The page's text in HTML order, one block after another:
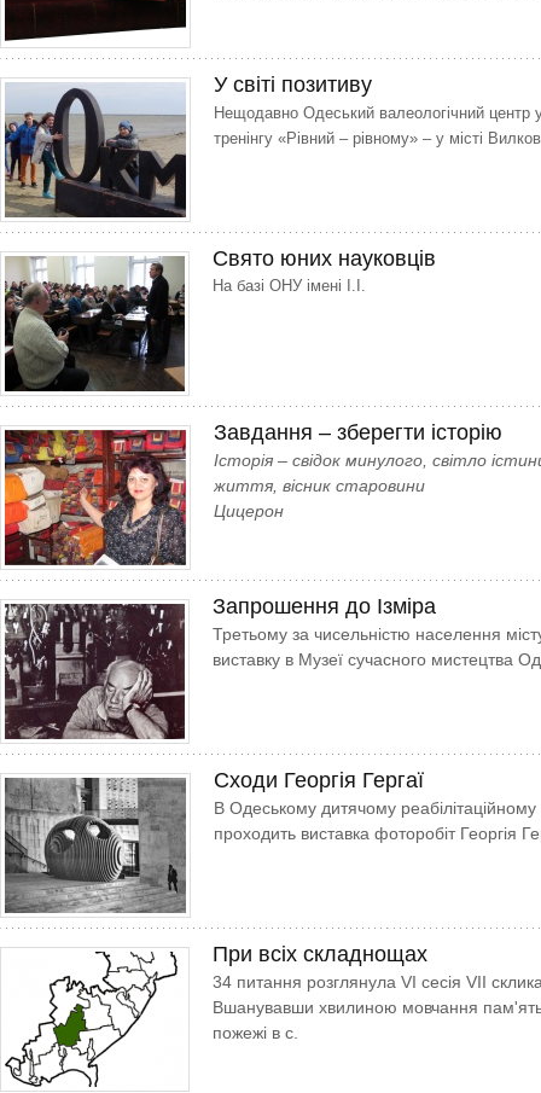
У світі позитиву
Нещодавно Одеський валеологічний центр
тренінгу «Рівний – рівному» – у місті
Свято юних науковців
На базі ОНУ імені І.І.
Завдання – зберегти історію
Історія – свідок минулого, світло
життя, вісник старовини
Цицерон
Запрошення до Ізміра
Третьому за чисельністю населення
виставку в Музеї сучасного мистецтва
Сходи Георгія Гергаї
В Одеському дитячому реабілітаційному
проходить виставка фоторобіт Георгія
При всіх складнощах
34 питання розглянула VI сесія VII
Вшанувавши хвилиною мовчання пам'ять
пожежі в с.